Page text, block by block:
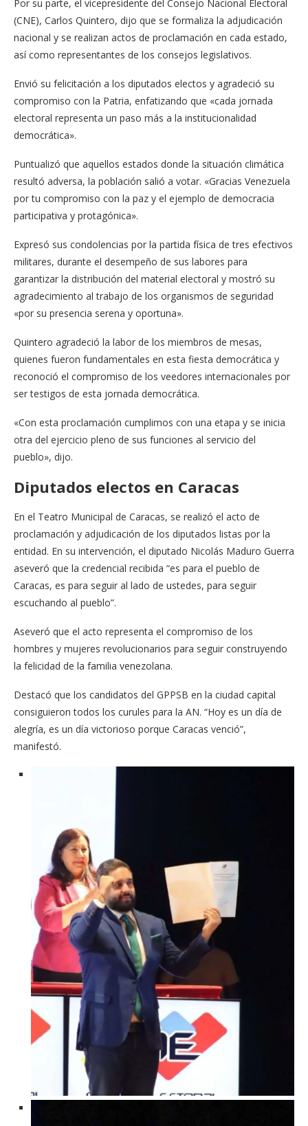
Por su parte, el vicepresidente del Consejo Nacional Electoral
(CNE), Carlos Quintero, dijo que se formaliza la adjudicación
nacional y se realizan actos de proclamación en cada estado,
así como representantes de los consejos legislativos.
Envió su felicitación a los diputados electos y agradeció su
compromiso con la Patria, enfatizando que «cada jornada
electoral representa un paso más a la institucionalidad
democrática».
Puntualizó que aquellos estados donde la situación climática
resultó adversa, la población salió a votar. «Gracias Venezuela
por tu compromiso con la paz y el ejemplo de democracia
participativa y protagónica».
Expresó sus condolencias por la partida física de tres efectivos
militares, durante el desempeño de sus labores para
garantizar la distribución del material electoral y mostró su
agradecimiento al trabajo de los organismos de seguridad
«por su presencia serena y oportuna».
Quintero agradeció la labor de los miembros de mesas,
quienes fueron fundamentales en esta fiesta democrática y
reconoció el compromiso de los veedores internacionales por
ser testigos de esta jornada democrática.
«Con esta proclamación cumplimos con una etapa y se inicia
otra del ejercicio pleno de sus funciones al servicio del
pueblo», dijo.
Diputados electos en Caracas
En el Teatro Municipal de Caracas, se realizó el acto de
proclamación y adjudicación de los diputados listas por la
entidad. En su intervención, el diputado Nicolás Maduro Guerra
aseveró que la credencial recibida “es para el pueblo de
Caracas, es para seguir al lado de ustedes, para seguir
escuchando al pueblo”.
Aseveró que el acto representa el compromiso de los
hombres y mujeres revolucionarios para seguir construyendo
la felicidad de la familia venezolana.
Destacó que los candidatos del GPPSB en la ciudad capital
consiguieron todos los curules para la AN. “Hoy es un día de
alegría, es un día victorioso porque Caracas venció”,
manifestó.